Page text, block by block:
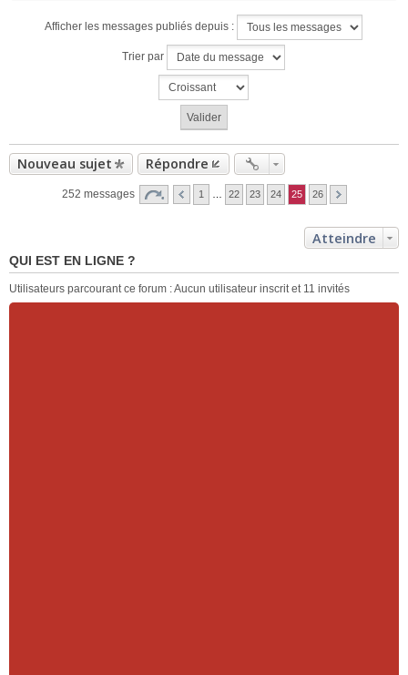
Afficher les messages publiés depuis :
Trier par
Nouveau sujet Répondre
252 messages 1 22 23 24 25 26
Atteindre
QUI EST EN LIGNE ?
Utilisateurs parcourant ce forum : Aucun utilisateur inscrit et 11 invités